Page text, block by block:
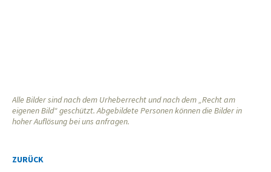
Alle Bilder sind nach dem Urheberrecht und nach dem „Recht am
eigenen Bild“ geschützt. Abgebildete Personen können die Bilder in
hoher Auflösung bei uns anfragen.
ZURÜCK